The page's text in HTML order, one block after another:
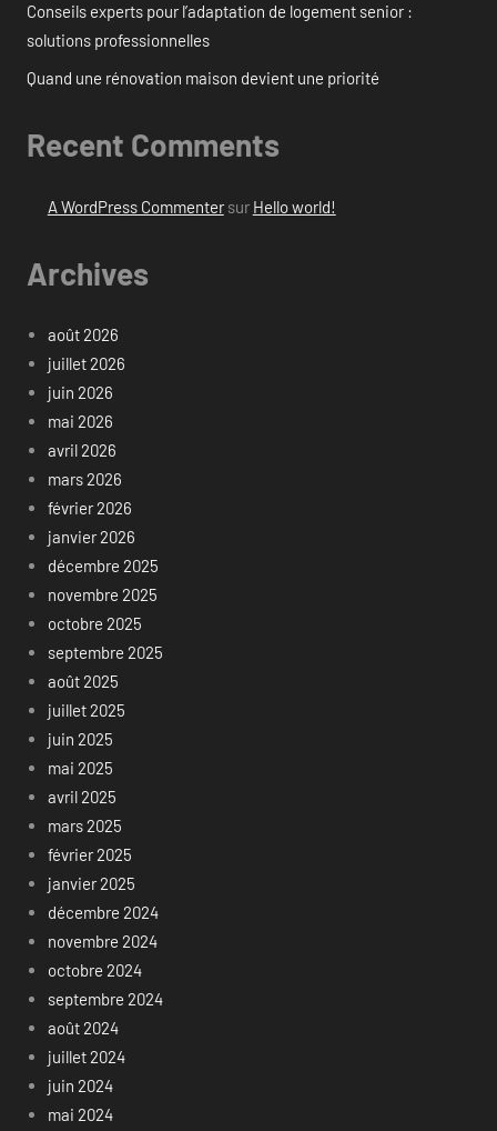
Conseils experts pour l’adaptation de logement senior :
solutions professionnelles
Quand une rénovation maison devient une priorité
Recent Comments
A WordPress Commentersur Hello world!
Archives
août 2026
juillet 2026
juin 2026
mai 2026
avril 2026
mars 2026
février 2026
janvier 2026
décembre 2025
novembre 2025
octobre 2025
septembre 2025
août 2025
juillet 2025
juin 2025
mai 2025
avril 2025
mars 2025
février 2025
janvier 2025
décembre 2024
novembre 2024
octobre 2024
septembre 2024
août 2024
juillet 2024
juin 2024
mai 2024